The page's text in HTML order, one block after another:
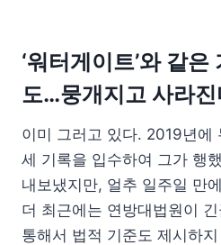
‘워터게이트’와 같
도…뭉개지고 사라
이미 그러고 있다. 2019년에
세 기록을 입수하여 그가 행
내보냈지만, 얼추 일주일 만
더 최근에는 연방대법원이
통해서 법적 기준도 제시하